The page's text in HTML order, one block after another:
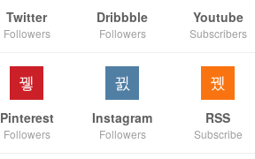
Twitter
Followers
Dribbble
Followers
Youtube
Subscribers
Pinterest
Followers
Instagram
Followers
RSS
Subscribe